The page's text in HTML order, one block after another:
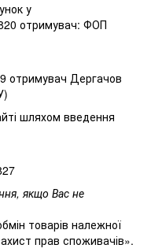
у
отримувач: ФОП
отримувач Дергачов
шляхом введення
якщо Вас не
товарів належної
прав споживачів».